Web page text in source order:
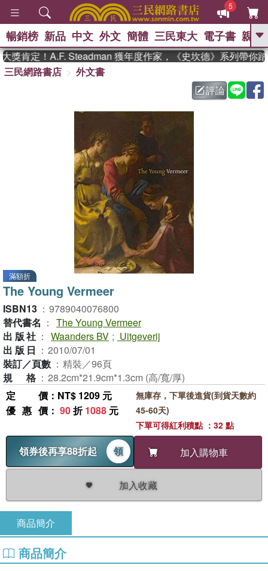
5
GO
父親節 、 如果歷
暑期推薦 、 國際布克
獎 臺灣漫遊錄 、 方念華
登輝時代
、 數學女孩：黎曼猜想
偉大的迷走神經
暢銷榜 新品 中文 外文 簡體 三民東大 電子書 親子
肯定！A.F. Steadman 獲年度作家，《史坎德》系列帶你踏
三民網路書店
外文書
評論
滿額折
The Young Vermeer
ISBN13 ： 9789040076800
替代書名 ： The Young Vermeer
出版社 ： Waanders BV ; Uitgeverij
出版日 ： 2010/07/01
裝訂／頁數 ： 精裝／96頁
規格 ： 28.2cm*21.9cm*1.3cm (高/寬/厚)
定價 ：NT$ 1209 元
優惠價 ： 90折1088 元
領券後再享88折起 領 加入購物車
加入收藏
無庫存，下單後進貨(到貨天數約
45-60天)
下單可得紅利積點 ：32 點
商品簡介
商品簡介